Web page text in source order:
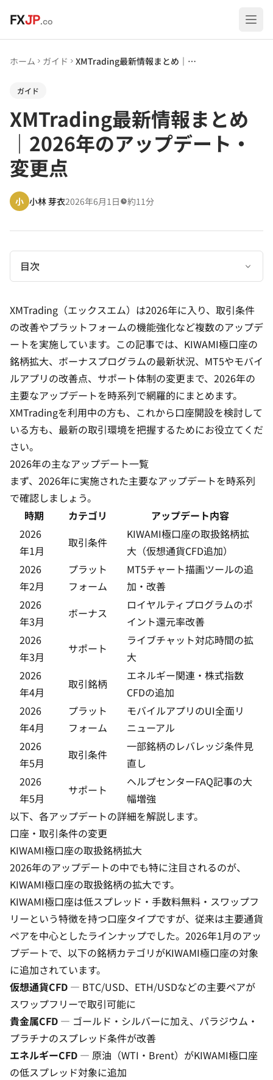
FXJP.co
ホーム ガイド XMTrading最新情報まとめ｜2026年のアップデート・変更点
ガイド
XMTrading最新情報まとめ
｜2026年のアップデート・
変更点
小 小林 芽衣2026年6月1日 約11分
目次
XMTrading（エックスエム）は2026年に入り、取引条件
の改善やプラットフォームの機能強化など複数のアップデ
ートを実施しています。この記事では、KIWAMI極口座の
銘柄拡大、ボーナスプログラムの最新状況、MT5やモバイ
ルアプリの改善点、サポート体制の変更まで、2026年の
主要なアップデートを時系列で網羅的にまとめます。
XMTradingを利用中の方も、これから口座開設を検討して
いる方も、最新の取引環境を把握するためにお役立てくだ
さい。
2026年の主なアップデート一覧
まず、2026年に実施された主要なアップデートを時系列
で確認しましょう。
時期
カテゴリ
アップデート内容
2026
年1月
取引条件
KIWAMI極口座の取扱銘柄拡
大（仮想通貨CFD追加）
2026
年2月
プラット
フォーム
MT5チャート描画ツールの追
加・改善
2026
年3月
ボーナス
ロイヤルティプログラムのポ
イント還元率改善
2026
年3月
サポート
ライブチャット対応時間の拡
大
2026
年4月
取引銘柄
エネルギー関連・株式指数
CFDの追加
2026
年4月
プラット
フォーム
モバイルアプリのUI全面リ
ニューアル
2026
年5月
取引条件
一部銘柄のレバレッジ条件見
直し
2026
年5月
サポート
ヘルプセンターFAQ記事の大
幅増強
以下、各アップデートの詳細を解説します。
口座・取引条件の変更
KIWAMI極口座の取扱銘柄拡大
2026年のアップデートの中でも特に注目されるのが、
KIWAMI極口座の取扱銘柄の拡大です。
KIWAMI極口座は低スプレッド・手数料無料・スワップフ
リーという特徴を持つ口座タイプですが、従来は主要通貨
ペアを中心としたラインナップでした。2026年1月のアッ
プデートで、以下の銘柄カテゴリがKIWAMI極口座の対象
に追加されています。
仮想通貨CFD — BTC/USD、ETH/USDなどの主要ペアが
スワップフリーで取引可能に
貴金属CFD — ゴールド・シルバーに加え、パラジウム・
プラチナのスプレッド条件が改善
エネルギーCFD — 原油（WTI・Brent）がKIWAMI極口座
の低スプレッド対象に追加